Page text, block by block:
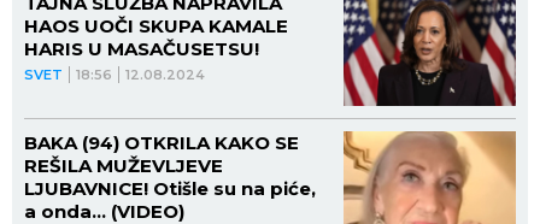
SVET 18:56 12.08.2024
HAOS UOČI SKUPA KAMALE
HARIS U MASAČUSETSU!
BAKA (94) OTKRILA KAKO SE
REŠILA MUŽEVLJEVE
LJUBAVNICE! Otišle su na piće,
a onda... (VIDEO)